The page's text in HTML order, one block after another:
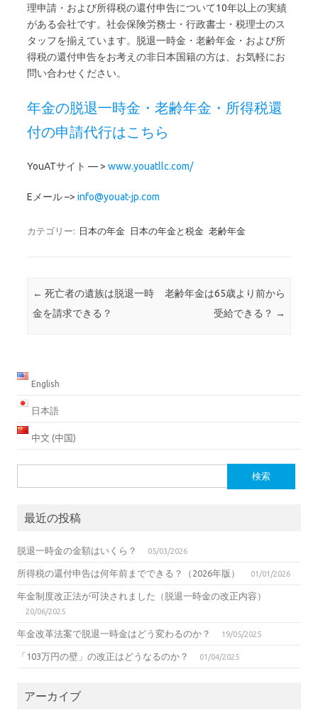
理申請・および所得税の還付申告について10年以上の実績
がある会社です。社会保険労務士・行政書士・税理士のス
タッフを揃えています。脱退一時金・老齢年金・および所
得税の還付申告をお考えの非日本国籍の方は、お気軽にお
問い合わせください。
年金の脱退一時金・老齢年金・所得税還
付の申請代行はこちら
YouATサイト — > www.youatllc.com/
Eメール –> info@youat-jp.com
カテゴリー: 日本の年金 日本の年金と税金 老齢年金
投稿ナビゲーション
← 死亡者の遺族は脱退一時
金を請求できる？
老齢年金は65歳より前から
受給できる？ →
English
日本語
中文 (中国)
索:
最近の投稿
脱退一時金の金額はいくら？ 05/03/2026
所得税の還付申告は何年前までできる？（2026年版） 01/01/2026
年金制度改正法が可決されました（脱退一時金の改正内容）
20/06/2025
年金改革法案で脱退一時金はどう変わるのか？ 19/05/2025
「103万円の壁」の改正はどうなるのか？ 01/04/2025
アーカイブ